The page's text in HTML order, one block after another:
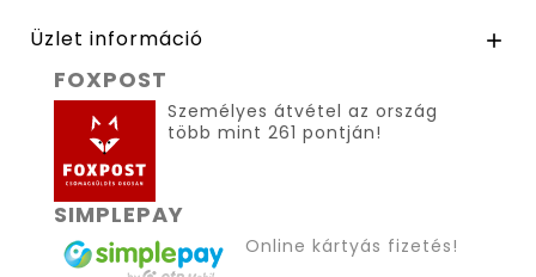
Üzlet információ 
FOXPOST
Személyes átvétel az ország
több mint 261 pontján!
SIMPLEPAY
Online kártyás fizetés!